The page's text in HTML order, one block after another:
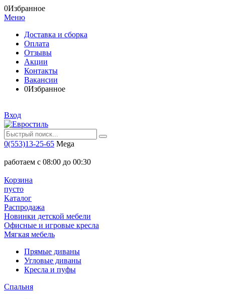
0Избранное
Меню
Доставка и сборка
Оплата
Отзывы
Акции
Контакты
Вакансии
0Избранное
Вход
0(553)13-25-65 Mega
работаем с 08:00 до 00:30
Корзина
пусто
Каталог
Распродажа
Новинки детской мебели
Офисные и игровые кресла
Мягкая мебель
Прямые диваны
Угловые диваны
Кресла и пуфы
Спальня